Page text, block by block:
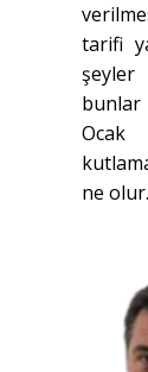
tarifi
şeyler
bunlar
ne